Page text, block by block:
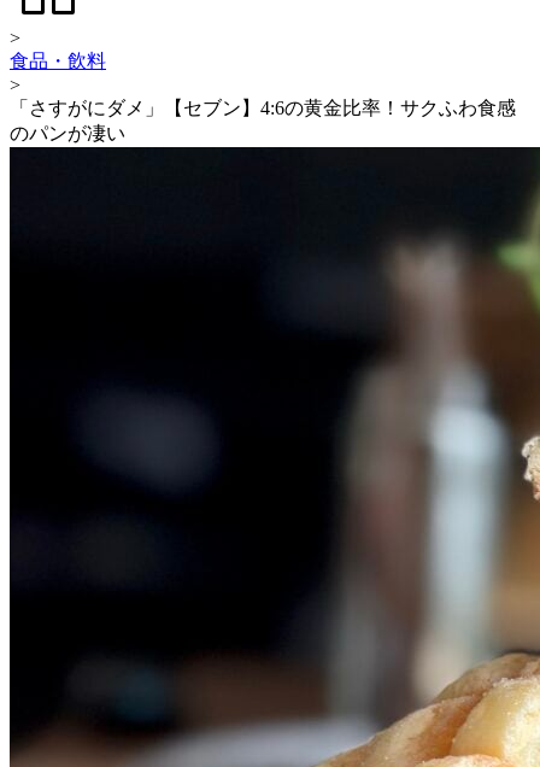
>
食品・飲料
>
「さすがにダメ」【セブン】4:6の黄金比率！サクふわ食感
のパンが凄い